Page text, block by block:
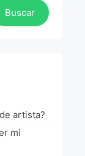
artista?
mi